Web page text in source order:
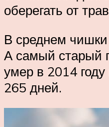
оберегать от
В среднем
А самый старый
умер в 2014
265 дней.